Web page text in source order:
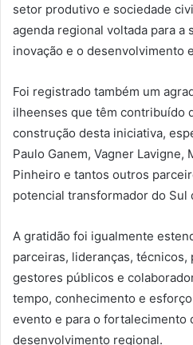
setor produtivo e sociedade
agenda regional voltada para a
inovação e o desenvolvimento
Foi registrado também um
ilheenses que têm contribuído
construção desta iniciativa,
Paulo Ganem, Vagner Lavigne,
Pinheiro e tantos outros
potencial transformador do Sul
A gratidão foi igualmente
parceiras, lideranças,
gestores públicos e
tempo, conhecimento e
evento e para o fortalecimento
desenvolvimento regional.